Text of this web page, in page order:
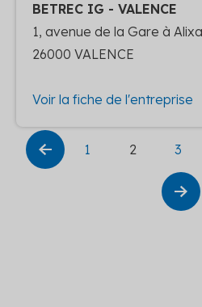
BETREC IG - VALENCE
1, avenue de la Gare à
26000 VALENCE
Voir la fiche de l'entreprise
1 2 3